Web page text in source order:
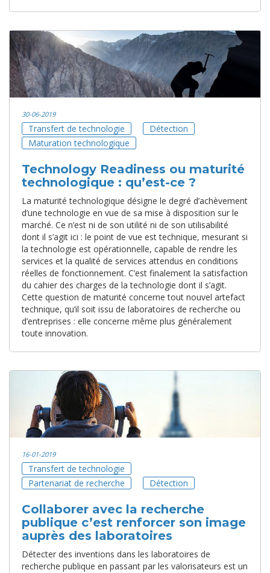
30-06-2019
Transfert de technologie
Détection
Maturation technologique
Technology Readiness ou maturité
technologique : qu’est-ce ?
La maturité technologique désigne le degré d’achèvement
d’une technologie en vue de sa mise à disposition sur le
marché. Ce n’est ni de son utilité ni de son utilisabilité
dont il s’agit ici : le point de vue est technique, mesurant si
la technologie est opérationnelle, capable de rendre les
services et la qualité de services attendus en conditions
réelles de fonctionnement. C’est finalement la satisfaction
du cahier des charges de la technologie dont il s’agit.
Cette question de maturité concerne tout nouvel artefact
technique, qu’il soit issu de laboratoires de recherche ou
d’entreprises : elle concerne même plus généralement
toute innovation.
16-01-2019
Transfert de technologie
Partenariat de recherche
Détection
Collaborer avec la recherche
publique c’est renforcer son image
auprès des laboratoires
Détecter des inventions dans les laboratoires de
recherche publique en passant par les valorisateurs est un